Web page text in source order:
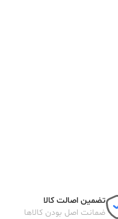
تضمین اصالت کالا
ضمانت اصل بودن کالاها